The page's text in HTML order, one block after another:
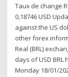
Taux de change
0,18746 USD
against the US
other forex
Real (BRL)
days of USD
Monday 18/01/